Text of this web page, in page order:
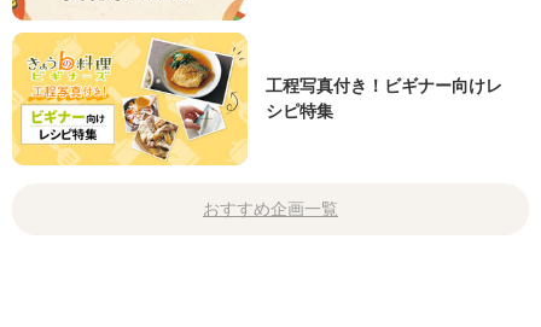
工程写真付き！ビギナー向けレ
シピ特集
おすすめ企画一覧